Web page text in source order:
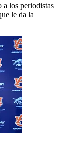
los periodistas
le da la